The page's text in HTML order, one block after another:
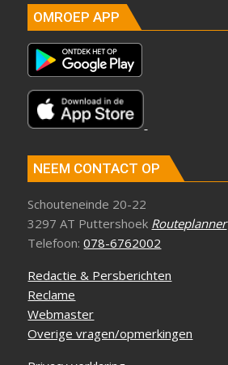
OMROEP APP
NEEM CONTACT OP
Schouteneinde 20-22
3297 AT Puttershoek Routeplanner
Telefoon:078-6762002
Redactie & Persberichten
Reclame
Webmaster
Overige vragen/opmerkingen